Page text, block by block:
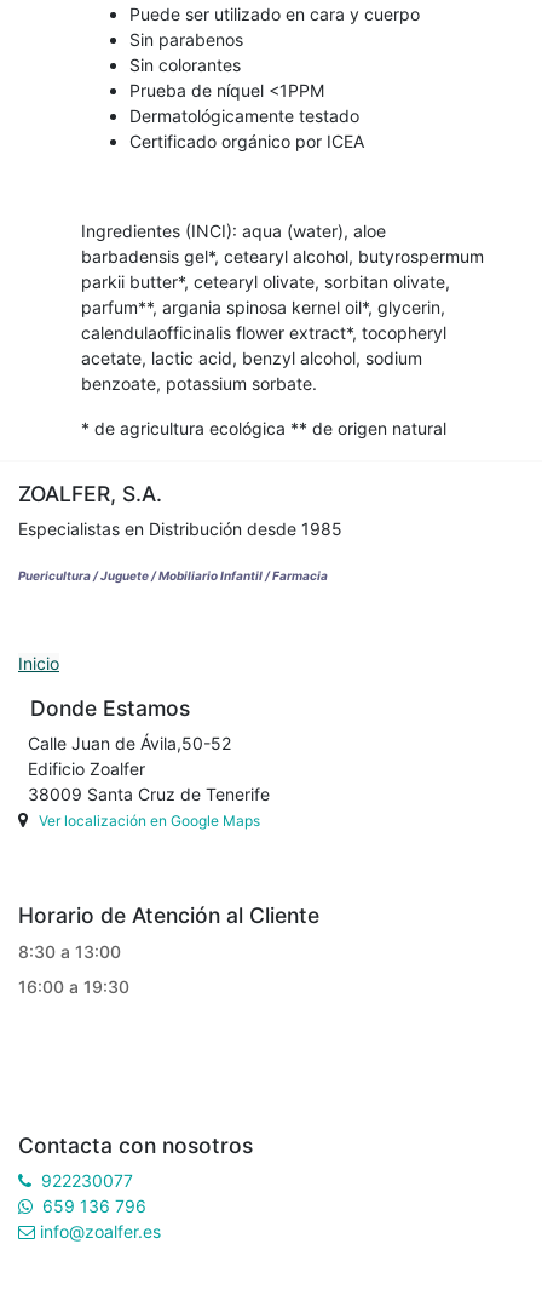
Puede ser utilizado en cara y cuerpo
Sin parabenos
Sin colorantes
Prueba de níquel <1PPM
Dermatológicamente testado
Certificado orgánico por ICEA
Ingredientes (INCI): aqua (water), aloe
barbadensis gel*, cetearyl alcohol, butyrospermum
parkii butter*, cetearyl olivate, sorbitan olivate,
parfum**, argania spinosa kernel oil*, glycerin,
calendulaofficinalis flower extract*, tocopheryl
acetate, lactic acid, benzyl alcohol, sodium
benzoate, potassium sorbate.
* de agricultura ecológica ** de origen natural
ZOALFER, S.A.
Especialistas en Distribución desde 1985
Puericultura / Juguete / Mobiliario Infantil / Farmacia
Inicio
Donde Estamos
Calle Juan de Ávila,50-52
Edificio Zoalfer
38009 Santa Cruz de Tenerife
Ver localización en Google Maps
Horario de Atención al Cliente
8:30 a 13:00
16:00 a 19:30
Contacta con nosotros
922230077
659 136 796
info@zoalfer.es